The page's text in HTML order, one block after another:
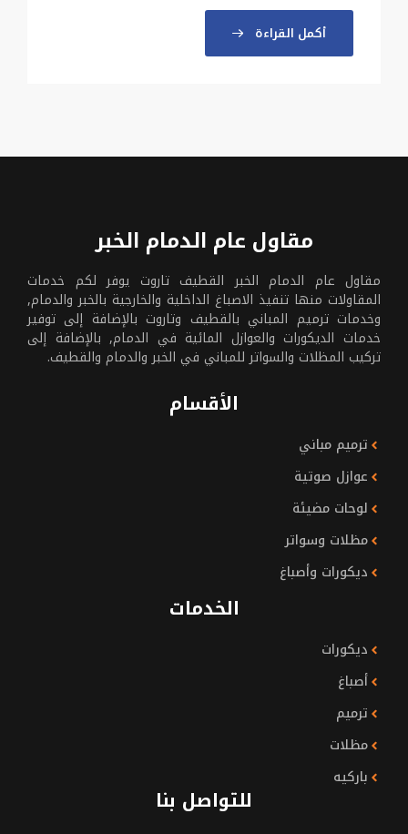
أكمل القراءة
مقاول عام الدمام الخبر
مقاول عام الدمام الخبر القطيف تاروت يوفر لكم خدمات
المقاولات منها تنفيذ الاصباغ الداخلية والخارجية بالخبر والدمام,
وخدمات ترميم المباني بالقطيف وتاروت بالإضافة إلى توفير
خدمات الديكورات والعوازل المائية في الدمام, بالإضافة إلى
تركيب المظلات والسواتر للمباني في الخبر والدمام والقطيف.
الأقسام
ترميم مباني
عوازل صوتية
لوحات مضيئة
مظلات وسواتر
ديكورات وأصباغ
الخدمات
ديكورات
أصباغ
ترميم
مظلات
باركيه
للتواصل بنا